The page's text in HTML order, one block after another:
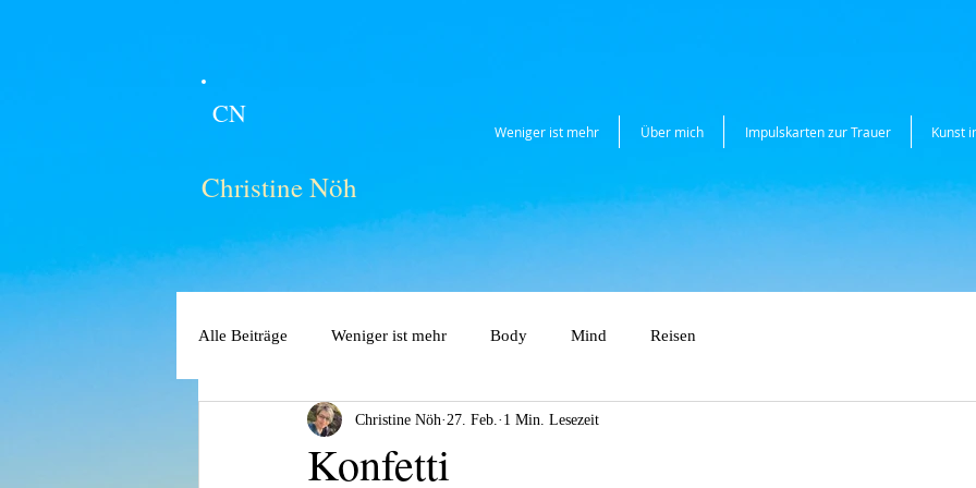
Weniger ist mehr Über mich Impulskarten zur Trauer Kunst
CN
Christine Nöh
Alle Beiträge Weniger ist mehr Body Mind Reisen
Konfetti
Christine Nöh 27. Feb. 1 Min. Lesezeit